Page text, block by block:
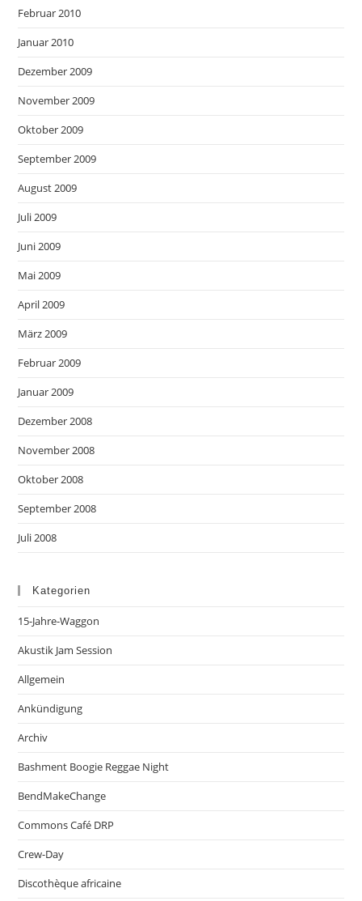
Februar 2010
Januar 2010
Dezember 2009
November 2009
Oktober 2009
September 2009
August 2009
Juli 2009
Juni 2009
Mai 2009
April 2009
März 2009
Februar 2009
Januar 2009
Dezember 2008
November 2008
Oktober 2008
September 2008
Juli 2008
Kategorien
15-Jahre-Waggon
Akustik Jam Session
Allgemein
Ankündigung
Archiv
Bashment Boogie Reggae Night
BendMakeChange
Commons Café DRP
Crew-Day
Discothèque africaine